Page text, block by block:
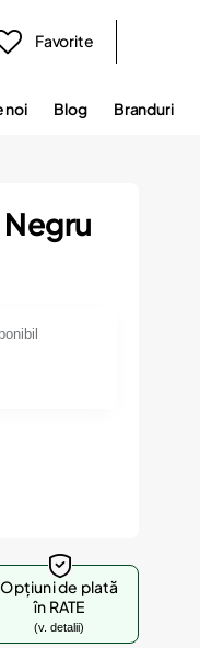
Favorite
noi Blog Branduri
Opțiuni de plată
în RATE
(v. detalii)